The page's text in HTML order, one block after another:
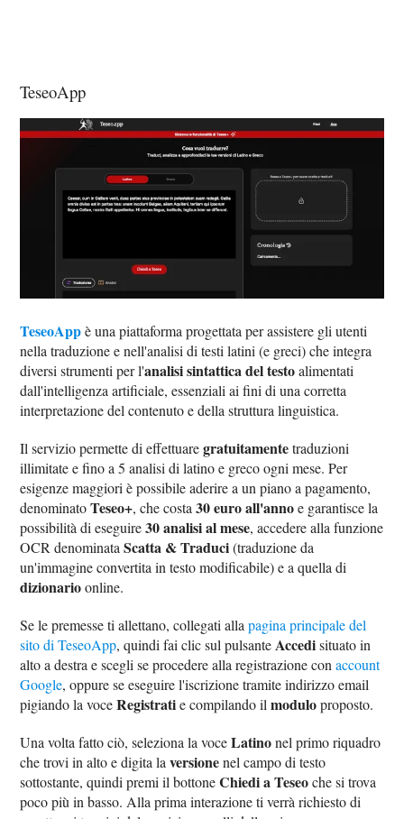
TeseoApp
TeseoAppè una piattaforma progettata per assistere gli utenti
nella traduzione e nell'analisi di testi latini (e greci) che integra
diversi strumenti per l'analisi sintattica del testoalimentati
dall'intelligenza artificiale, essenziali ai fini di una corretta
interpretazione del contenuto e della struttura linguistica.
Il servizio permette di effettuaregratuitamentetraduzioni
illimitate e fino a 5 analisi di latino e greco ogni mese. Per
esigenze maggiori è possibile aderire a un piano a pagamento,
denominatoTeseo+, che costa30 euro all'annoe garantisce la
possibilità di eseguire30 analisi al mese, accedere alla funzione
OCR denominataScatta & Traduci(traduzione da
un'immagine convertita in testo modificabile) e a quella di
dizionarioonline.
Se le premesse ti allettano, collegati allapagina principale del
sito di TeseoApp, quindi fai clic sul pulsante Accedisituato in
alto a destra e scegli se procedere alla registrazione conaccount
Google, oppure se eseguire l'iscrizione tramite indirizzo email
pigiando la voceRegistratie compilando ilmoduloproposto.
Una volta fatto ciò, seleziona la voceLatinonel primo riquadro
che trovi in alto e digita laversionenel campo di testo
sottostante, quindi premi il bottoneChiedi a Teseoche si trova
poco più in basso. Alla prima interazione ti verrà richiesto di